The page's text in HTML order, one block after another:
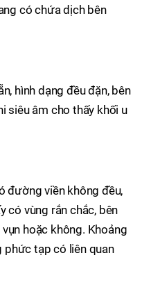
có chứa dịch bên
hình dạng đều đặn, bên
siêu âm cho thấy khối u
đường viền không đều,
có vùng rắn chắc, bên
hoặc không. Khoảng
phức tạp có liên quan